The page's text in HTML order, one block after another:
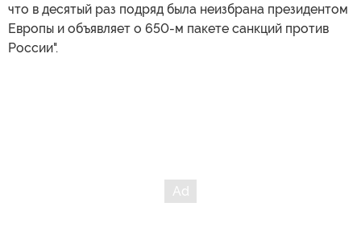
что в десятый раз подряд была неизбрана президентом
Европы и объявляет о 650-м пакете санкций против
России".